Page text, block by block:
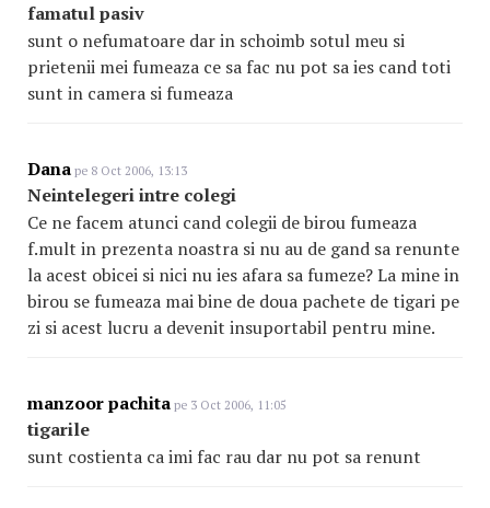
famatul pasiv
sunt o nefumatoare dar in schoimb sotul meu si
prietenii mei fumeaza ce sa fac nu pot sa ies cand toti
sunt in camera si fumeaza
Dana pe 8 Oct 2006, 13:13
Neintelegeri intre colegi
Ce ne facem atunci cand colegii de birou fumeaza
f.mult in prezenta noastra si nu au de gand sa renunte
la acest obicei si nici nu ies afara sa fumeze? La mine in
birou se fumeaza mai bine de doua pachete de tigari pe
zi si acest lucru a devenit insuportabil pentru mine.
manzoor pachita pe 3 Oct 2006, 11:05
tigarile
sunt costienta ca imi fac rau dar nu pot sa renunt